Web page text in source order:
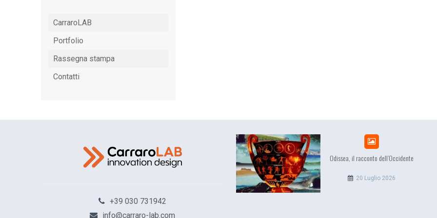
CarraroLAB
Portfolio
Rassegna stampa
Contatti
+39 030 731942
info@carraro-lab.com
Odissea, il racconto dell’Occidente
20 Luglio 2026
EuropCOM: digital kit per